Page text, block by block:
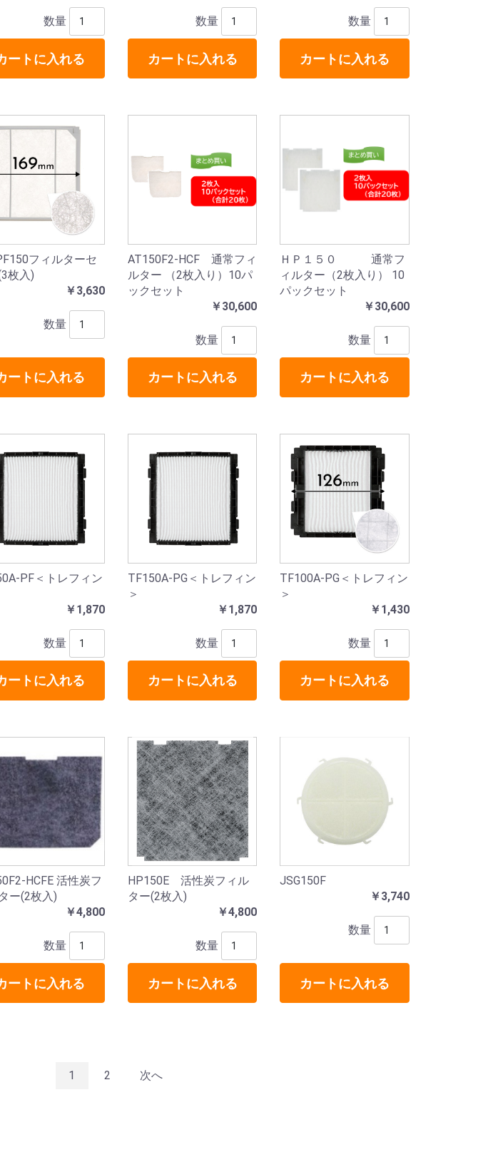
数量
ートに入れる
数量
カートに入れる
数量
カートに入れる
フィルターセ
枚入)
￥3,630
数量
ートに入れる
AT150F2-HCF 通常フィ
ルター （2枚入り）10パ
ックセット
￥30,600
数量
カートに入れる
ＨＰ１５０ 通常フ
ィルター（2枚入り） 10
パックセット
￥30,600
数量
カートに入れる
PF＜トレフィン
￥1,870
数量
ートに入れる
TF150A-PG＜トレフィン
＞
￥1,870
数量
カートに入れる
TF100A-PG＜トレフィン
＞
￥1,430
数量
カートに入れる
HCFE 活性炭フ
ー(2枚入)
￥4,800
数量
ートに入れる
HP150E 活性炭フィル
ター(2枚入)
￥4,800
数量
カートに入れる
JSG150F
￥3,740
数量
カートに入れる
1 2 次へ